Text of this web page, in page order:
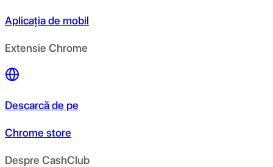
Aplicația de mobil
Extensie Chrome
Descarcă de pe
Chrome store
Despre CashClub